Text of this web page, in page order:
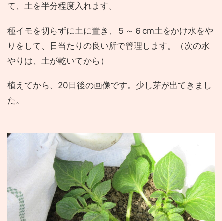
て、土を半分程度入れます。
種イモを切らずに土に置き、５～６cm土をかけ水をや
りをして、日当たりの良い所で管理します。（次の水
やりは、土が乾いてから）
植えてから、20日後の画像です。少し芽が出てきまし
た。